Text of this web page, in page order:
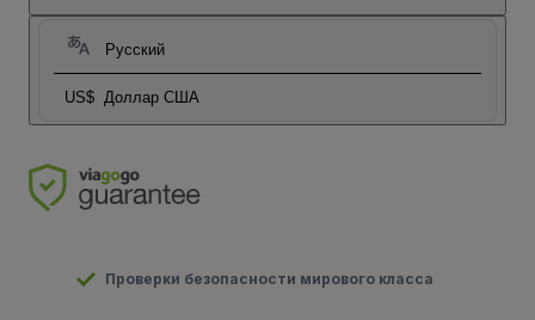
Русский
US$ Доллар США
Проверки безопасности мирового класса